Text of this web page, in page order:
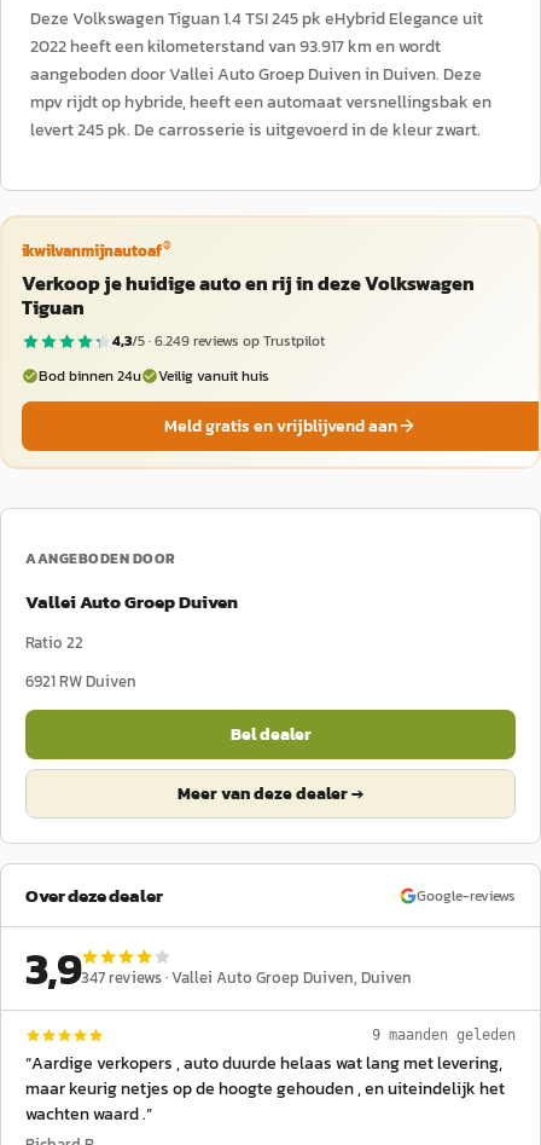
Deze Volkswagen Tiguan 1.4 TSI 245 pk eHybrid Elegance uit
2022 heeft een kilometerstand van 93.917 km en wordt
aangeboden door Vallei Auto Groep Duiven in Duiven. Deze
mpv rijdt op hybride, heeft een automaat versnellingsbak en
levert 245 pk. De carrosserie is uitgevoerd in de kleur zwart.
ikwilvanmijnautoaf®
Verkoop je huidige auto en rij in deze Volkswagen
Tiguan
4,3/5 ·6.249reviews op Trustpilot
Bod binnen 24u
Veilig vanuit huis
Meld gratis en vrijblijvend aan
AANGEBODEN DOOR
Vallei Auto Groep Duiven
Ratio 22
6921 RWDuiven
Bel dealer
Meer van deze dealer →
Over deze dealer Google-reviews
3,9347reviews ·Vallei Auto Groep Duiven, Duiven
9 maanden geleden
“Aardige verkopers , auto duurde helaas wat lang met levering,
maar keurig netjes op de hoogte gehouden , en uiteindelijk het
wachten waard .”